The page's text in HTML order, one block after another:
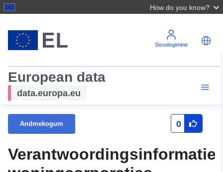
How do you know?
Sisselogimine
European data
data.europa.eu
Andmekogum 0
Verantwoordingsinformatie